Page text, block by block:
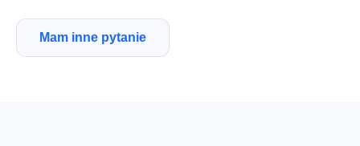
Mam inne pytanie